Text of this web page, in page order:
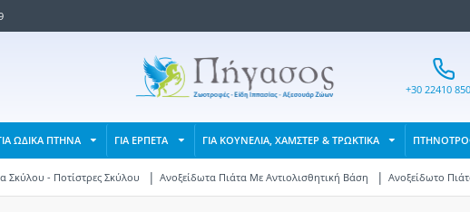
+30 22410
ΩΔΙΚΑ ΠΤΗΝΑ ΓΙΑ ΕΡΠΕΤΑ ΓΙΑ ΚΟΥΝΕΛΙΑ, ΧΑΜΣΤΕΡ & ΤΡΩΚΤΙΚΑ
Σκύλου - Ποτίστρες Σκύλου Ανοξείδωτα Πιάτα Με Αντιολισθητική Βάση Ανοξείδωτο